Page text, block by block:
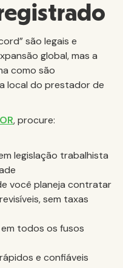
são legais e
global, mas a
como são
local do prestador de
, procure:
legislação trabalhista
você planeja contratar
sem taxas
todos os fusos
e confiáveis